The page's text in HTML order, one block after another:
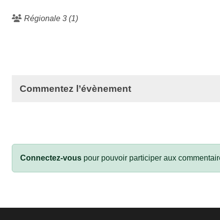
Régionale 3 (1)
Commentez l’évènement
Connectez-vous pour pouvoir participer aux